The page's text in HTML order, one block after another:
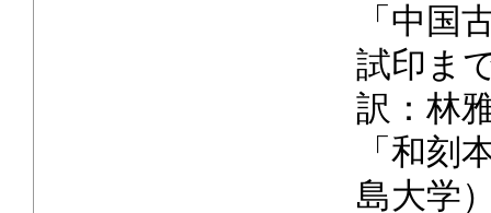
「中
試印ま
訳：林
「和
島大学